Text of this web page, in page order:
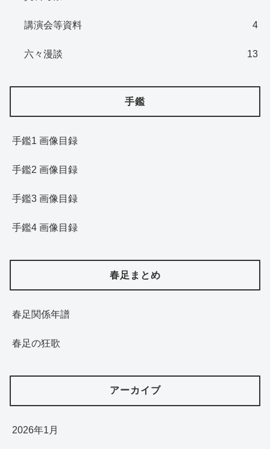
講演会等資料 4
六々漫談 13
手鑑
手鑑1 画像目録
手鑑2 画像目録
手鑑3 画像目録
手鑑4 画像目録
春足まとめ
春足関係年譜
春足の狂歌
アーカイブ
2026年1月